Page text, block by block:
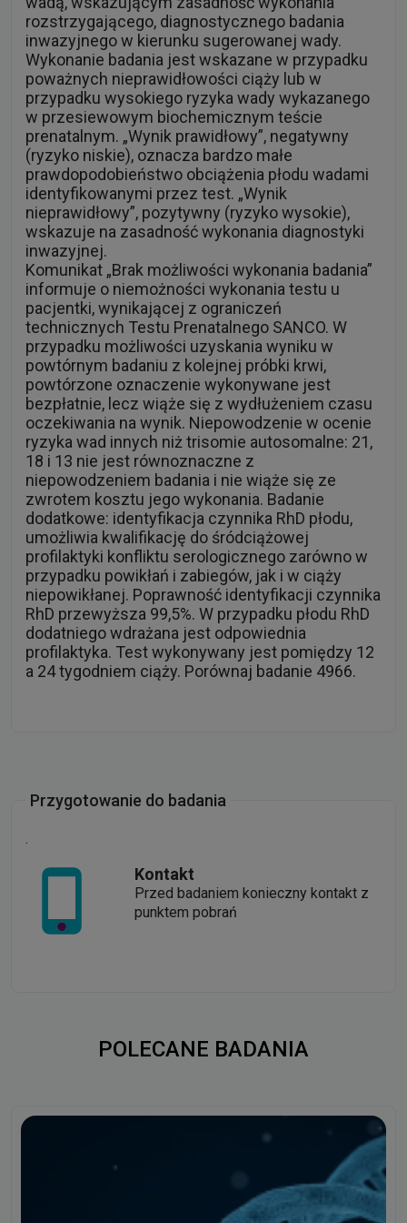
rozstrzygającego, diagnostycznego badania
inwazyjnego w kierunku sugerowanej wady.
Wykonanie badania jest wskazane w przypadku
poważnych nieprawidłowości ciąży lub w
przypadku wysokiego ryzyka wady wykazanego
w przesiewowym biochemicznym teście
prenatalnym. „Wynik prawidłowy”, negatywny
(ryzyko niskie), oznacza bardzo małe
prawdopodobieństwo obciążenia płodu wadami
identyfikowanymi przez test. „Wynik
nieprawidłowy”, pozytywny (ryzyko wysokie),
wskazuje na zasadność wykonania diagnostyki
inwazyjnej.
Komunikat „Brak możliwości wykonania badania”
informuje o niemożności wykonania testu u
pacjentki, wynikającej z ograniczeń
technicznych Testu Prenatalnego SANCO. W
przypadku możliwości uzyskania wyniku w
powtórnym badaniu z kolejnej próbki krwi,
powtórzone oznaczenie wykonywane jest
bezpłatnie, lecz wiąże się z wydłużeniem czasu
oczekiwania na wynik. Niepowodzenie w ocenie
ryzyka wad innych niż trisomie autosomalne: 21,
18 i 13 nie jest równoznaczne z
niepowodzeniem badania i nie wiąże się ze
zwrotem kosztu jego wykonania. Badanie
dodatkowe: identyfikacja czynnika RhD płodu,
umożliwia kwalifikację do śródciążowej
profilaktyki konfliktu serologicznego zarówno w
przypadku powikłań i zabiegów, jak i w ciąży
niepowikłanej. Poprawność identyfikacji czynnika
RhD przewyższa 99,5%. W przypadku płodu RhD
dodatniego wdrażana jest odpowiednia
profilaktyka. Test wykonywany jest pomiędzy 12
a 24 tygodniem ciąży. Porównaj badanie 4966.
Przygotowanie do badania
.
Kontakt
Przed badaniem konieczny kontakt z
punktem pobrań
POLECANE BADANIA